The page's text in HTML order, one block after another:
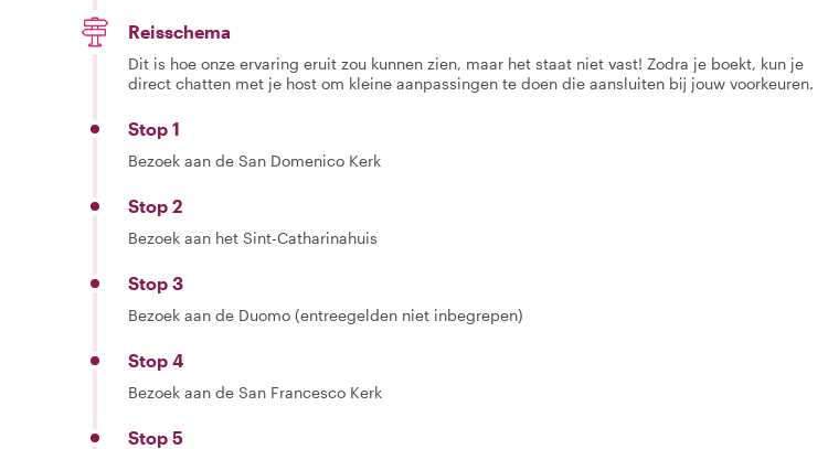
Reisschema
Dit is hoe onze ervaring eruit zou kunnen zien, maar het staat niet vast! Zodra je boekt, kun je
direct chatten met je host om kleine aanpassingen te doen die aansluiten bij jouw voorkeuren.
Stop 1
Bezoek aan de San Domenico Kerk
Stop 2
Bezoek aan het Sint-Catharinahuis
Stop 3
Bezoek aan de Duomo (entreegelden niet inbegrepen)
Stop 4
Bezoek aan de San Francesco Kerk
Stop 5